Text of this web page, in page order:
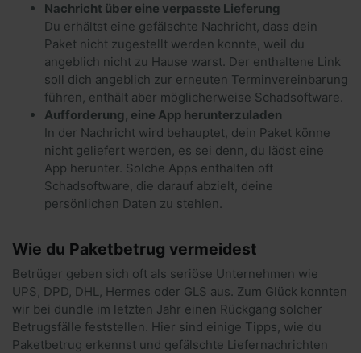
Nachricht über eine verpasste Lieferung
Du erhältst eine gefälschte Nachricht, dass dein
Paket nicht zugestellt werden konnte, weil du
angeblich nicht zu Hause warst. Der enthaltene Link
soll dich angeblich zur erneuten Terminvereinbarung
führen, enthält aber möglicherweise Schadsoftware.
Aufforderung, eine App herunterzuladen
In der Nachricht wird behauptet, dein Paket könne
nicht geliefert werden, es sei denn, du lädst eine
App herunter. Solche Apps enthalten oft
Schadsoftware, die darauf abzielt, deine
persönlichen Daten zu stehlen.
Wie du Paketbetrug vermeidest
Betrüger geben sich oft als seriöse Unternehmen wie
UPS, DPD, DHL, Hermes oder GLS aus. Zum Glück konnten
wir bei dundle im letzten Jahr einen Rückgang solcher
Betrugsfälle feststellen. Hier sind einige Tipps, wie du
Paketbetrug erkennst und gefälschte Liefernachrichten